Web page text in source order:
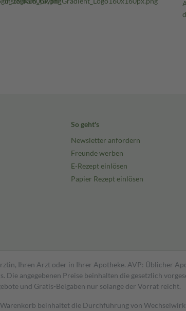
So geht's
Newsletter anfordern
Freunde werben
E-Rezept einlösen
Papier Rezept einlösen
Ihren Arzt oder in Ihrer Apotheke. AVP: Üblicher
angegebenen Preise beinhalten die gesetzlich
und Gratis-Beigaben nur solange der Vorrat reicht.
beinhaltet die Durchführung von